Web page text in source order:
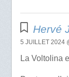
Hervé
5 JUILLET 2024
La Voltolina